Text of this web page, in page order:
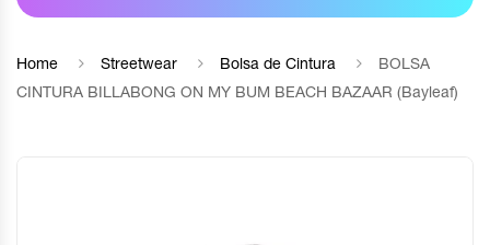
Home Streetwear Bolsa de Cintura
BOLSA
CINTURA BILLABONG ON MY BUM BEACH BAZAAR (Bayleaf)